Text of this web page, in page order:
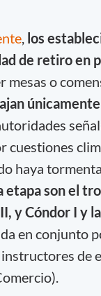
, los
de retiro en
mesas o
cuestiones
haya
son el
y Cóndor I y
en conjunto
de